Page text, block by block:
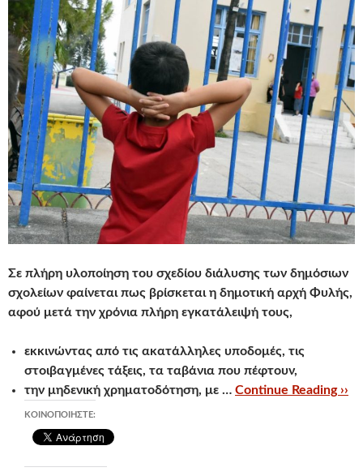
Σε πλήρη υλοποίηση του σχεδίου διάλυσης των δημόσιων
σχολείων φαίνεται πως βρίσκεται η δημοτική αρχή Φυλής,
αφού μετά την χρόνια πλήρη εγκατάλειψή τους,
εκκινώντας από τις ακατάλληλες υποδομές, τις
στοιβαγμένες τάξεις, τα ταβάνια που πέφτουν,
την μηδενική χρηματοδότηση, με … Continue Reading ››
ΚΟΙΝΟΠΟΙΉΣΤΕ: